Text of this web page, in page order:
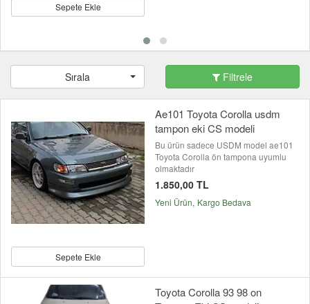
Sepete Ekle
Sırala Filtrele
Sepete Ekle
Ae101 Toyota Corolla usdm
tampon eki CS modeli
Bu ürün sadece USDM model ae101
Toyota Corolla ön tampona uyumlu
olmaktadır
1.850,00 TL
Yeni Ürün Kargo Bedava
Toyota Corolla 93 98 on